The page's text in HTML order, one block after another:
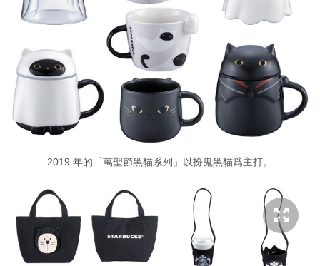
2019 年的「萬聖節黑貓系列」以扮鬼黑貓爲主打。